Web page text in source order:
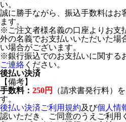
い。
誠に勝手ながら、振込手数料はお
ます。
※ご注文者様名義の口座よりお支
外の名義でお支払いいただいた場
い場合がございます。
※銀行振込でのお支払いに関する
ご連絡 ください。
後払い決済
【備考】
手数料： 250円
（請求書発行料）
す。
後払い決済ご利用規約及び個人情
認いただき、ご同意のうえご利用